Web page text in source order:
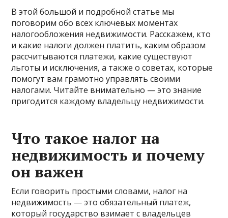
В этой большой и подробной статье мы
поговорим обо всех ключевых моментах
налогообложения недвижимости. Расскажем, кто
и какие налоги должен платить, каким образом
рассчитываются платежи, какие существуют
льготы и исключения, а также о советах, которые
помогут вам грамотно управлять своими
налогами. Читайте внимательно — это знание
пригодится каждому владельцу недвижимости.
Что такое налог на
недвижимость и почему
он важен
Если говорить простыми словами, налог на
недвижимость — это обязательный платеж,
который государство взимает с владельцев